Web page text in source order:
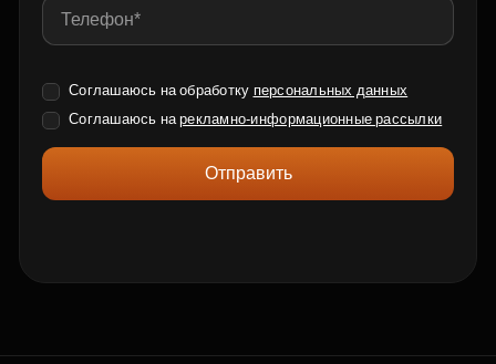
Соглашаюсь на обработку персональных данных
Соглашаюсь нарекламно-информационные рассылки
Отправить